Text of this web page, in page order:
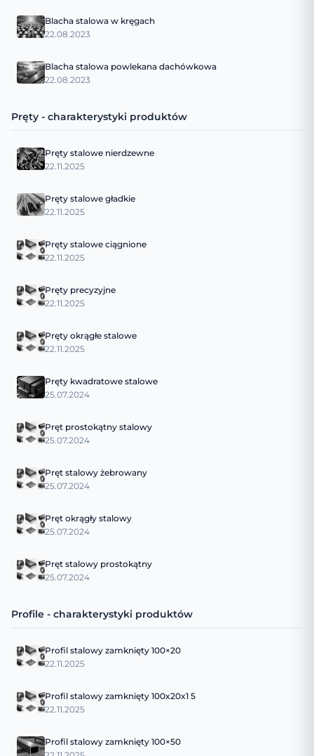
Blacha stalowa w kręgach
22.08.2023
Blacha stalowa powlekana dachówkowa
22.08.2023
Pręty - charakterystyki produktów
Pręty stalowe nierdzewne
22.11.2025
Pręty stalowe gładkie
22.11.2025
Pręty stalowe ciągnione
22.11.2025
Pręty precyzyjne
22.11.2025
Pręty okrągłe stalowe
22.11.2025
Pręty kwadratowe stalowe
25.07.2024
Pręt prostokątny stalowy
25.07.2024
Pręt stalowy żebrowany
25.07.2024
Pręt okrągły stalowy
25.07.2024
Pręt stalowy prostokątny
25.07.2024
Profile - charakterystyki produktów
Profil stalowy zamknięty 100×20
22.11.2025
Profil stalowy zamknięty 100x20x1 5
22.11.2025
Profil stalowy zamknięty 100×50